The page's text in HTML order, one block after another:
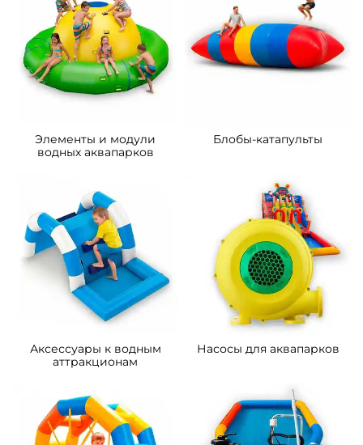
Элементы и модули
водных аквапарков
Блобы-катапульты
Аксессуары к водным
аттракционам
Насосы для аквапарков